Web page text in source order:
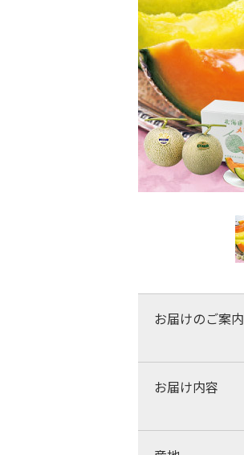
お届けのご案内
お届け内容